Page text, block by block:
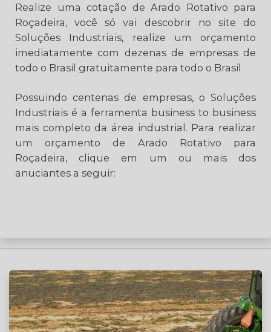
Realize uma cotação de Arado Rotativo para
Roçadeira, você só vai descobrir no site do
Soluções Industriais, realize um orçamento
imediatamente com dezenas de empresas de
todo o Brasil gratuitamente para todo o Brasil
Possuindo centenas de empresas, o Soluções
Industriais é a ferramenta business to business
mais completo da área industrial. Para realizar
um orçamento de Arado Rotativo para
Roçadeira, clique em um ou mais dos
anuciantes a seguir: